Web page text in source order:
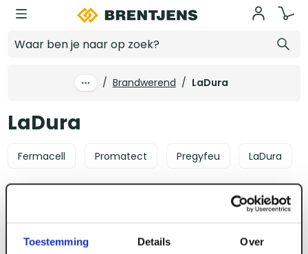
Toestemming Details Over
Ga naar hoofdinhoud
/ Brandwerend / LaDura
LaDura
Fermacell Promatect Pregyfeu LaDura
Dikte